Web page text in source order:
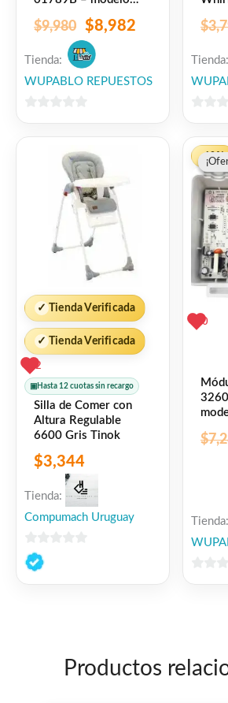
WD10J6410
$9,980 $8,982
Tienda:
WUPABLO REPUESTOS
$
Tienda:
5
✓ Tienda Verificada
✓ Tienda Verificada
2
▣ Hasta 12 cuotas sin recargo
Silla de Comer con
Altura Regulable
6600 Gris Tinok
$3,344
Tienda:
Compumach Uruguay
0
de
-10%
0
$
Tienda:
Productos